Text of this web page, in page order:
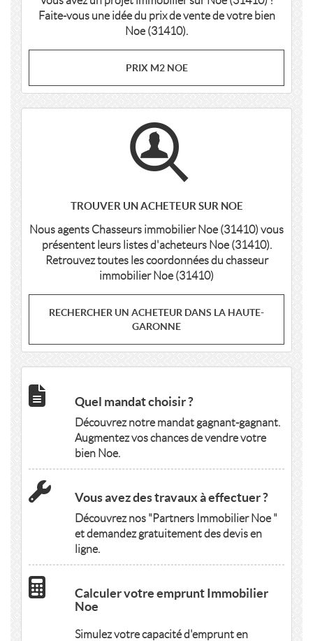
Faite-vous une idée du prix de vente de votre bien
Noe (31410).
PRIX M2 NOE
TROUVER UN ACHETEUR SUR NOE
Nous agents Chasseurs immobilier Noe (31410) vous
présentent leurs listes d'acheteurs Noe (31410).
Retrouvez toutes les coordonnées du chasseur
immobilier Noe (31410)
RECHERCHER UN ACHETEUR DANS LA HAUTE-
GARONNE
Quel mandat choisir ?
Découvrez notre mandat gagnant-gagnant.
Augmentez vos chances de vendre votre
bien Noe.
Vous avez des travaux à effectuer ?
Découvrez nos "Partners Immobilier Noe "
et demandez gratuitement des devis en
ligne.
Calculer votre emprunt Immobilier
Noe
Simulez votre capacité d'emprunt en